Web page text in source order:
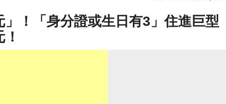
！「身分證或生日有3」住進巨型